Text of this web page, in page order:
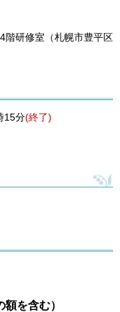
階研修室（札幌市豊平区
15分(終了)
を含む）